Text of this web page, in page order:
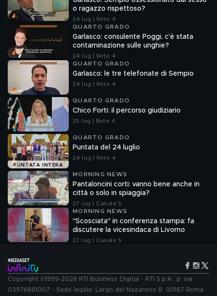
o ragazzo rispettoso?
24 lug | Rete 4
QUARTO GRADO
Garlasco: consulente Poggi, c'è stata
contaminazione sulle unghie?
24 lug | Rete 4
QUARTO GRADO
Garlasco: le tre telefonate di Sempio
24 lug | Rete 4
QUARTO GRADO
Chico Forti: il percorso giudiziario
25 lug | Rete 4
PUNTATA INTERA
QUARTO GRADO
Puntata del 24 luglio
24 lug | Rete 4
MORNING NEWS
Pantaloncini corti: vanno bene anche in
città o solo in spiaggia?
27 lug | Canale 5
MORNING NEWS
"Scosciata" in conferenza stampa: fa
discutere la vicesindaca di Livorno
27 lug | Canale 5
Copyright ©1999-2026 RTI Business Digital - RTI S.p.A.: p. iva
03976881007 - Sede legale: Largo del Nazareno 8, 00187 Roma.